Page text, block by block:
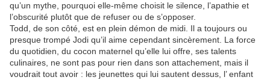
qu’un mythe, pourquoi elle-même choisit le silence, l’apathie et
l’obscurité plutôt que de refuser ou de s’opposer.
Todd, de son côté, est en plein démon de midi. Il a toujours ou
presque trompé Jodi qu’il aime cependant sincèrement. La force
du quotidien, du cocon maternel qu’elle lui offre, ses talents
culinaires, ne sont pas pour rien dans son attachement, mais il
voudrait tout avoir : les jeunettes qui lui sautent dessus, l’ enfant